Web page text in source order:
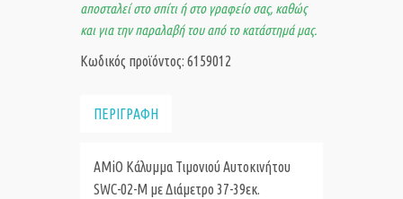
αποσταλεί στο σπίτι ή στο γραφείο σας, καθώς
και για την παραλαβή του από το κατάστημά μας.
Κωδικός προϊόντος: 6159012
ΠΕΡΙΓΡΑΦΗ
AMiO Κάλυμμα Τιμονιού Αυτοκινήτου
SWC-02-M με Διάμετρο 37-39εκ.